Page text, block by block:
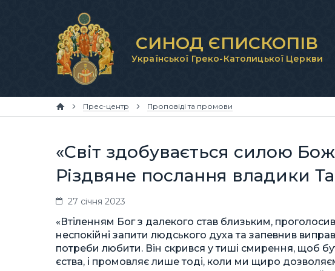
СИНОД ЄПИСКОПІВ
Української Греко-Католицької Церкви
Прес-центр Проповіді та промови
«Світ здобувається силою
Різдвяне послання владики
27 січня 2023
«Втіленням Бог з далекого став близьким,
неспокійні запити людського духа та запевнив
потреби любити. Він скрився у тиші смирення, щоб
єства, і промовляє лише тоді, коли ми щиро